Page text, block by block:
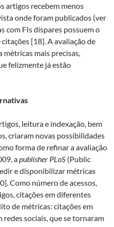
artigos recebem menos
onde foram publicados (ver
com FIs díspares possuem o
[18]. A avaliação de
mais precisas,
felizmente já estão
leitura e indexação, bem
criaram novas possibilidades
forma de refinar a avaliação
apublisher PLoS (Public
e disponibilizar métricas
Como número de acessos,
citações em diferentes
de métricas: citações em
sociais, que se tornaram